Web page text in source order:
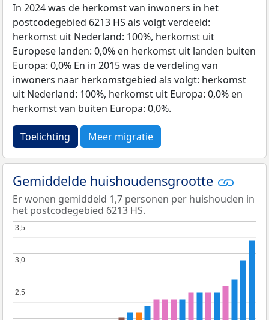
In 2024 was de herkomst van inwoners in het
postcodegebied 6213 HS als volgt verdeeld:
herkomst uit Nederland: 100%, herkomst uit
Europese landen: 0,0% en herkomst uit landen buiten
Europa: 0,0% En in 2015 was de verdeling van
inwoners naar herkomstgebied als volgt: herkomst
uit Nederland: 100%, herkomst uit Europa: 0,0% en
herkomst van buiten Europa: 0,0%.
Toelichting Meer migratie
Gemiddelde huishoudensgrootte
Er wonen gemiddeld 1,7 personen per huishouden in
het postcodegebied 6213 HS.
2,5
2,5
3,0
3,0
3,5
3,5